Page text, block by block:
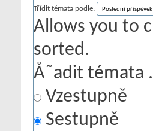
Třídit témata podle:
Allows you to
sorted.
Å˜adit témata
Vzestupně
Sestupně